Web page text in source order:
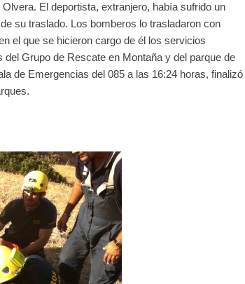
El deportista, extranjero, había sufrido un
su traslado. Los bomberos lo trasladaron con
el que se hicieron cargo de él los servicios
Grupo de Rescate en Montaña y del parque de
de Emergencias del 085 a las 16:24 horas, finalizó